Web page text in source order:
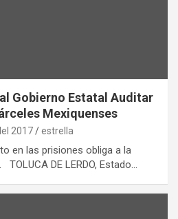
al Gobierno Estatal Auditar
Mexiquenses
2017 estrella
en las prisiones obliga a la
DE LERDO, Estado…